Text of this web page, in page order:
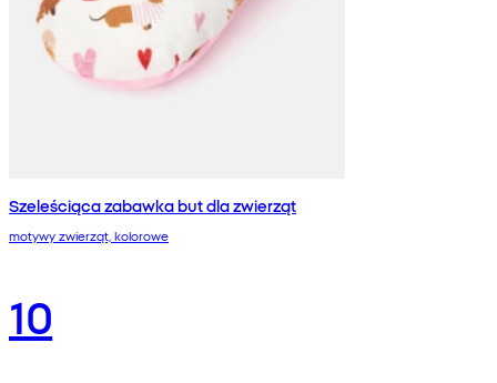
Szeleściąca zabawka but dla zwierząt
motywy zwierząt, kolorowe
10